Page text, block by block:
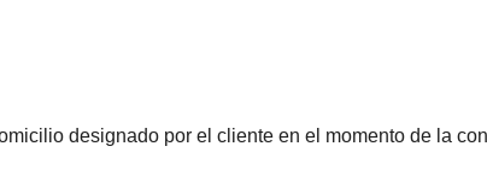
designado por el cliente en el momento de la